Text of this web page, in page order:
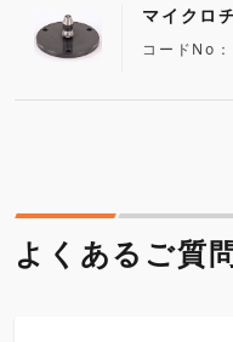
マイクロ
コードNo
よくあるご質